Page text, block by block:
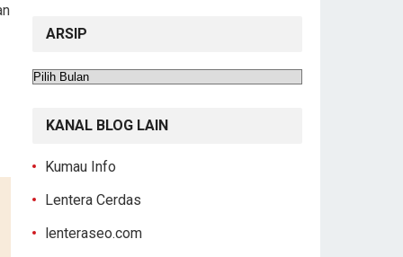
ARSIP
Arsip
KANAL BLOG LAIN
Kumau Info
Lentera Cerdas
lenteraseo.com